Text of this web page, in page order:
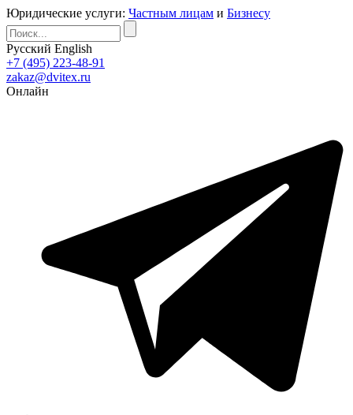
Юридические услуги: Частным лицам и Бизнесу
Русский English
+7 (495) 223-48-91
zakaz@dvitex.ru
Онлайн